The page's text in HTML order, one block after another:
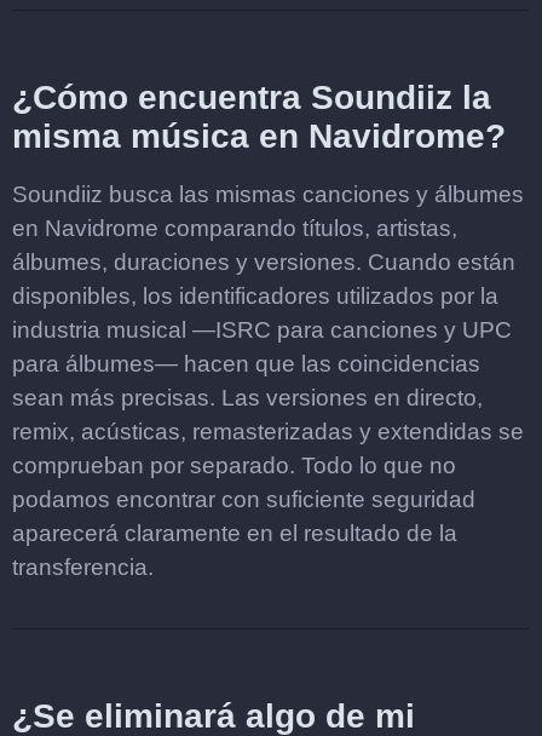
¿Cómo encuentra Soundiiz la
misma música en Navidrome?
Soundiiz busca las mismas canciones y álbumes
en Navidrome comparando títulos, artistas,
álbumes, duraciones y versiones. Cuando están
disponibles, los identificadores utilizados por la
industria musical —ISRC para canciones y UPC
para álbumes— hacen que las coincidencias
sean más precisas. Las versiones en directo,
remix, acústicas, remasterizadas y extendidas se
comprueban por separado. Todo lo que no
podamos encontrar con suficiente seguridad
aparecerá claramente en el resultado de la
transferencia.
¿Se eliminará algo de mi